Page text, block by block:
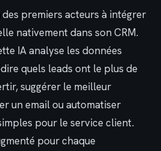
des premiers acteurs à intégrer
nativement dans son CRM.
IA analyse les données
quels leads ont le plus de
suggérer le meilleur
un email ou automatiser
pour le service client.
pour chaque